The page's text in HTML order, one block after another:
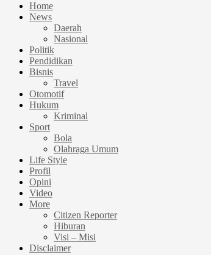
Home
News
Daerah
Nasional
Politik
Pendidikan
Bisnis
Travel
Otomotif
Hukum
Kriminal
Sport
Bola
Olahraga Umum
Life Style
Profil
Opini
Video
More
Citizen Reporter
Hiburan
Visi – Misi
Disclaimer